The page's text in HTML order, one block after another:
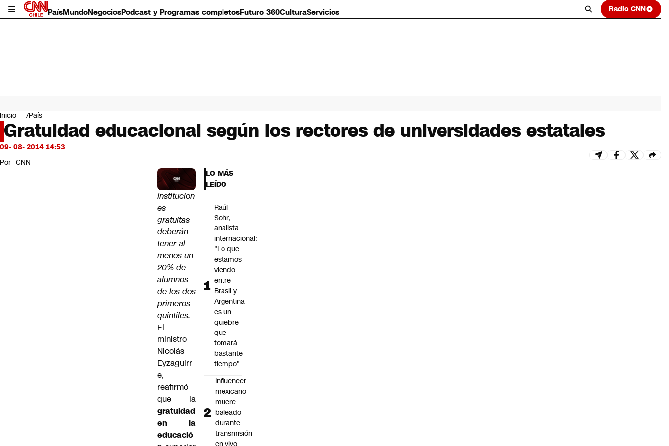
PaísMundoNegociosPodcast y Programas completosFuturo 360CulturaServicios Radio CNN
Mundo
Negocios
Deportes
Programas completos
Servicios
Inicio País
Gratuidad educacional según los rectores de universidades estatales
09- 08- 2014 14:53
Por CNN
Institucion
es
gratuitas
deberán
tener al
menos un
20% de
alumnos
de los dos
primeros
quintiles.
El
ministro
Nicolás
Eyzaguirr
e,
reafirmó
que la
gratuidad
en la
educació
LO MÁS
LEÍDO
Raúl
Sohr,
analista
internacional:
"Lo que
estamos
viendo
entre
Brasil y
Argentina
es un
quiebre
que
tomará
bastante
tiempo"
Influencer
mexicano
muere
baleado
durante
transmisión
en vivo